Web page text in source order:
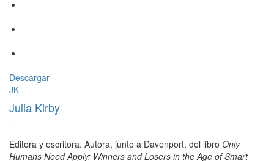
Descargar
JK
Julia Kirby
·
Editora y escritora. Autora, junto a Davenport, del libro Only
Humans Need Apply: Winners and Losers in the Age of Smart